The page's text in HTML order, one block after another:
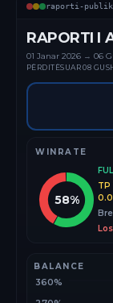
raporti-
RAPORTI I
01 Janar 2026 → 06
PËRDITËSUAR08
WINRATE
58%
TP
BALANCE
360%